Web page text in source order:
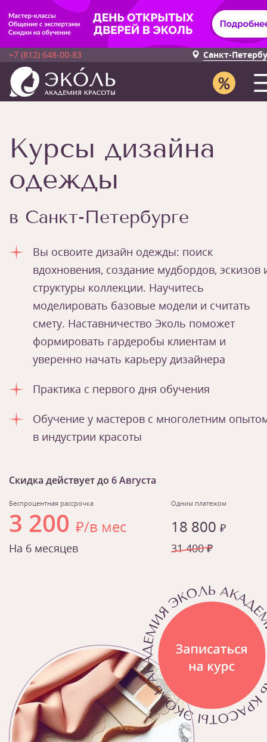
+7 (812) 648-00-83 Санкт-
Курсы дизайна
одежды
в Санкт-Петербурге
Вы освоите дизайн одежды: поиск
вдохновения, создание мудбордов, эскизов
структуры коллекции. Научитесь
моделировать базовые модели и считать
смету. Наставничество Эколь поможет
формировать гардеробы клиентам и
уверенно начать карьеру дизайнера
Практика с первого дня обучения
Обучение у мастеров с многолетним
в индустрии красоты
Скидка действует до 6 Августа
Беспроцентная рассрочка
3 200 ₽/в мес
На 6 месяцев
Одним платежом
18 800 ₽
31 400 ₽